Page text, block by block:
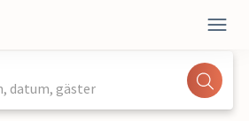
datum, gäster